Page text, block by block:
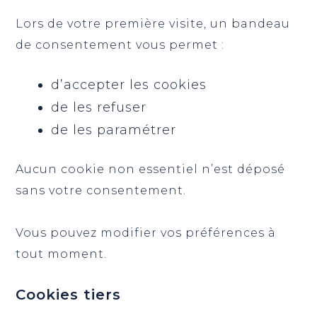
Lors de votre première visite, un bandeau
de consentement vous permet :
d’accepter les cookies
de les refuser
de les paramétrer
Aucun cookie non essentiel n’est déposé
sans votre consentement.
Vous pouvez modifier vos préférences à
tout moment.
Cookies tiers